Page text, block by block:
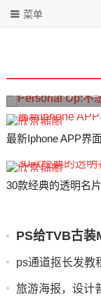
菜单
最新Iphone APP界
30款经典的透明名
PS给TVB古装
ps通道抠长发教
旅游海报，设计